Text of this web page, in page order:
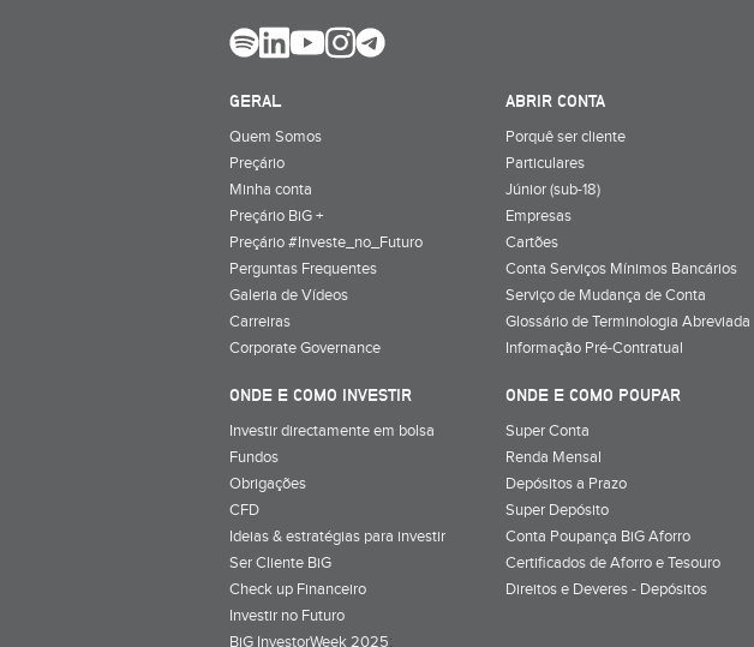
GERAL
Quem Somos
Preçário
Minha conta
Preçário BiG +
Preçário #Investe_no_Futuro
Perguntas Frequentes
Galeria de Vídeos
Carreiras
Corporate Governance
ABRIR CONTA
Porquê ser cliente
Particulares
Júnior (sub-18)
Empresas
Cartões
Conta Serviços Mínimos Bancários
Serviço de Mudança de Conta
Glossário de Terminologia Abreviada
Informação Pré-Contratual
ONDE E COMO INVESTIR
Investir directamente em bolsa
Fundos
Obrigações
CFD
Ideias & estratégias para investir
Ser Cliente BiG
Check up Financeiro
Investir no Futuro
BiG InvestorWeek 2025;
ONDE E COMO POUPAR
Super Conta
Renda Mensal
Depósitos a Prazo
Super Depósito
Conta Poupança BiG Aforro
Certificados de Aforro e Tesouro
Direitos e Deveres - Depósitos